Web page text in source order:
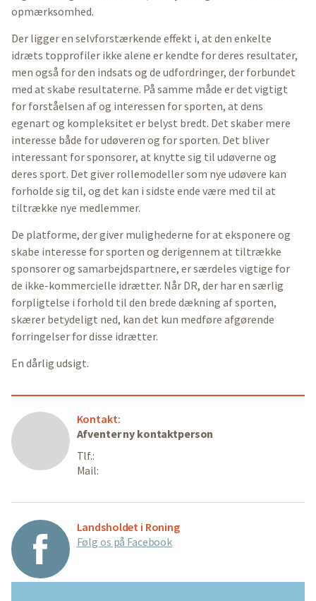
opmærksomhed.
Der ligger en selvforstærkende effekt i, at den enkelte
idræts topprofiler ikke alene er kendte for deres resultater,
men også for den indsats og de udfordringer, der forbundet
med at skabe resultaterne. På samme måde er det vigtigt
for forståelsen af og interessen for sporten, at dens
egenart og kompleksitet er belyst bredt. Det skaber mere
interesse både for udøveren og for sporten. Det bliver
interessant for sponsorer, at knytte sig til udøverne og
deres sport. Det giver rollemodeller som nye udøvere kan
forholde sig til, og det kan i sidste ende være med til at
tiltrække nye medlemmer.
De platforme, der giver mulighederne for at eksponere og
skabe interesse for sporten og derigennem at tiltrække
sponsorer og samarbejdspartnere, er særdeles vigtige for
de ikke-kommercielle idrætter. Når DR, der har en særlig
forpligtelse i forhold til den brede dækning af sporten,
skærer betydeligt ned, kan det kun medføre afgørende
forringelser for disse idrætter.
En dårlig udsigt.
Kontakt:
Afventer ny kontaktperson
Tlf.:
Mail:
Landsholdet i Roning
Følg os på Facebook